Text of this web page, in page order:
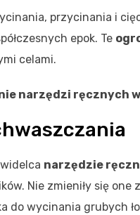
przycinania i
epok. Te
celami.
narzędzi ręcznych
narzędzie
Nie zmieniły się one
do wycinania grubych